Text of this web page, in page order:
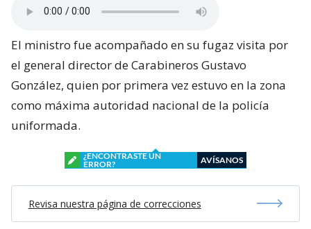
El ministro fue acompañado en su fugaz visita por
el general director de Carabineros Gustavo
González, quien por primera vez estuvo en la zona
como máxima autoridad nacional de la policía
uniformada.
¿ENCONTRASTE UN
ERROR?
AVÍSANOS
Revisa nuestra página de correcciones